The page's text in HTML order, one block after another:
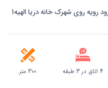
روی شهرک خانه دریا الهیه1
4 اتاق در 3 طبقه 300 متر